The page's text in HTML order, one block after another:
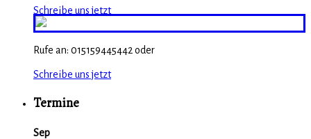
Schreibe uns jetzt
Rufe an: 015159445442 oder
Schreibe uns jetzt
Termine
Sep